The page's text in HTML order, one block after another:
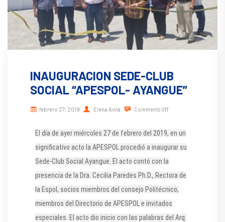
INAUGURACION SEDE-CLUB
SOCIAL “APESPOL- AYANGUE”
febrero 27, 2019 Elena Avila Comments Off
El día de ayer miércoles 27 de febrero del 2019, en un
significativo acto la APESPOL procedió a inaugurar su
Sede-Club Social Ayangue. El acto contó con la
presencia de la Dra. Cecilia Paredes Ph.D., Rectora de
la Espol, socios miembros del consejo Politécnico,
miembros del Directorio de APESPOL e invitados
especiales. El acto dio inicio con las palabras del Arq.